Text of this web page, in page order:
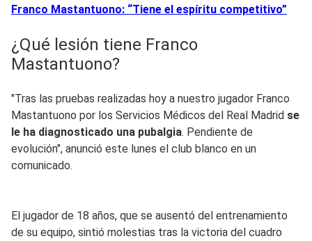
Franco Mastantuono: “Tiene el espíritu competitivo”
¿Qué lesión tiene Franco
Mastantuono?
"Tras las pruebas realizadas hoy a nuestro jugador Franco
Mastantuono por los Servicios Médicos del Real Madrid se
le ha diagnosticado una pubalgia. Pendiente de
evolución", anunció este lunes el club blanco en un
comunicado.
El jugador de 18 años, que se ausentó del entrenamiento
de su equipo, sintió molestias tras la victoria del cuadro